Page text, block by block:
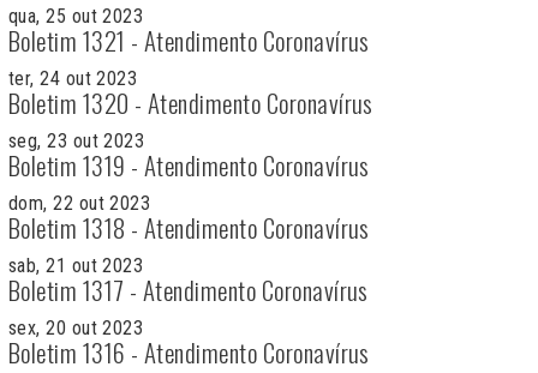
qua, 25 out 2023
Boletim 1321 - Atendimento Coronavírus
ter, 24 out 2023
Boletim 1320 - Atendimento Coronavírus
seg, 23 out 2023
Boletim 1319 - Atendimento Coronavírus
dom, 22 out 2023
Boletim 1318 - Atendimento Coronavírus
sab, 21 out 2023
Boletim 1317 - Atendimento Coronavírus
sex, 20 out 2023
Boletim 1316 - Atendimento Coronavírus